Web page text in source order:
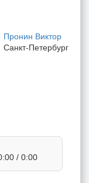
Пронин Виктор
Санкт-Петербург
/ 0:00